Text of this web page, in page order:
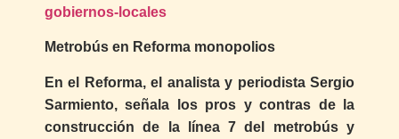
gobiernos-locales
Metrobús en Reforma monopolios
En el Reforma, el analista y periodista Sergio
Sarmiento, señala los pros y contras de la
construcción de la línea 7 del metrobús y